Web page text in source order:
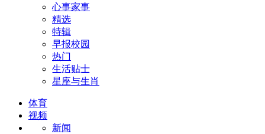
心事家事
精选
特辑
早报校园
热门
生活贴士
星座与生肖
体育
视频
新闻